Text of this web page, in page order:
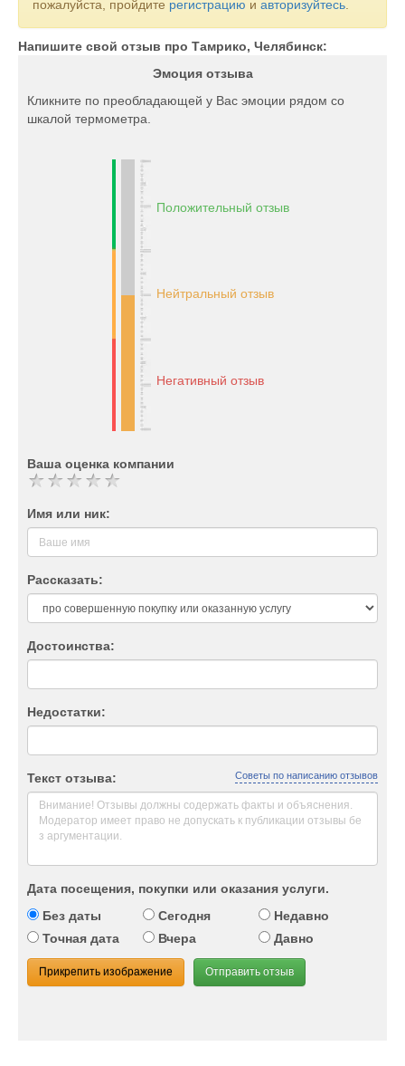
Не нужно думать, какая одежда будет продаваться лучше.
Ведь в каталоге “TAMRIKO” мы уже собрали востребованные
модели вещей для мальчиков и девоче
пожалуйста, пройдите регистрацию и авторизуйтесь
Напишите свой отзыв про Тамрико, Челябинск:
Эмоция отзыва
Кликните по преобладающей у Вас эмоции рядом со
шкалой термометра.
Положительный отзыв
Нейтральный отзыв
Негативный отзыв
Ваша оценка компании
Имя или ник:
Рассказать:
Достоинства:
Недостатки:
Текст отзыва: Советы по написанию отзывов
Дата посещения, покупки или оказания услуги.
Без даты
Сегодня
Недавно
Точная дата
Вчера Давно
Прикрепить изображение Отправить отзыв